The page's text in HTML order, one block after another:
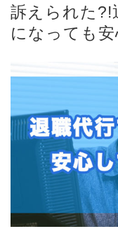
訴えられた?!
になっても